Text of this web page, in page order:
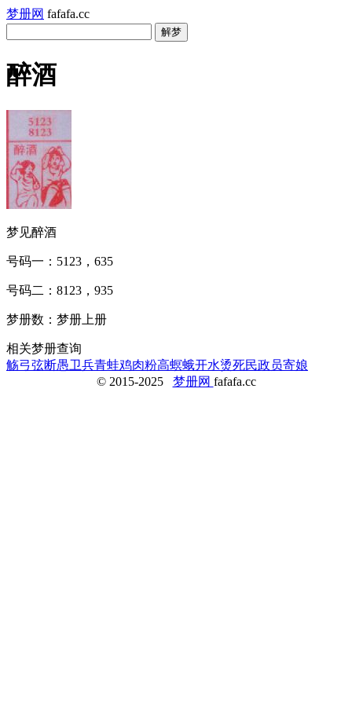
梦册网 fafafa.cc
醉酒
梦见醉酒
号码一：5123，635
号码二：8123，935
梦册数：梦册上册
相关梦册查询
觞弓弦断愚卫兵青蛙鸡肉粉高螟蛾开水烫死民政员寄娘
© 2015-2025 梦册网 fafafa.cc